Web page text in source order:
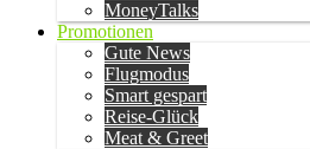
MoneyTalks
Promotionen
Gute News
Flugmodus
Smart gespart
Reise-Glück
Meat & Greet